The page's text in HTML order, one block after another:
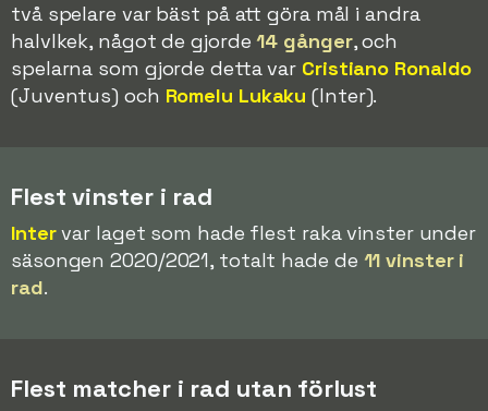
två spelare var bäst på att göra mål i andra
halvlkek, något de gjorde14 gånger, och
spelarna som gjorde detta var Cristiano Ronaldo
(Juventus) och Romelu Lukaku (Inter).
Flest vinster i rad
Intervar laget som hade flest raka vinster under
säsongen 2020/2021, totalt hade de 11 vinster i
rad.
Flest matcher i rad utan förlust